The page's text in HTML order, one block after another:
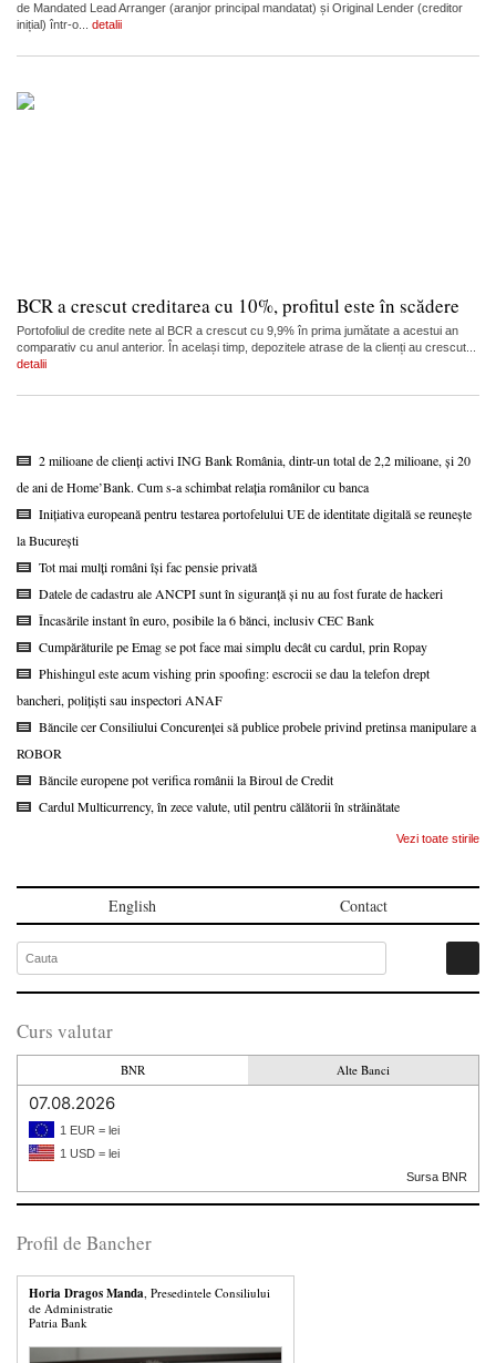
de Mandated Lead Arranger (aranjor principal mandatat) și Original Lender (creditor
inițial) într-o... detalii
BCR a crescut creditarea cu 10%, profitul este în scădere
Portofoliul de credite nete al BCR a crescut cu 9,9% în prima jumătate a acestui an
comparativ cu anul anterior. În același timp, depozitele atrase de la clienți au crescut...
detalii
2 milioane de clienți activi ING Bank România, dintr-un total de 2,2 milioane, și 20
de ani de Home’Bank. Cum s-a schimbat relația românilor cu banca
Inițiativa europeană pentru testarea portofelului UE de identitate digitală se reunește
la București
Tot mai mulți români își fac pensie privată
Datele de cadastru ale ANCPI sunt în siguranță și nu au fost furate de hackeri
Încasările instant în euro, posibile la 6 bănci, inclusiv CEC Bank
Cumpărăturile pe Emag se pot face mai simplu decât cu cardul, prin Ropay
Phishingul este acum vishing prin spoofing: escrocii se dau la telefon drept
bancheri, polițiști sau inspectori ANAF
Băncile cer Consiliului Concurenței să publice probele privind pretinsa manipulare a
ROBOR
Băncile europene pot verifica românii la Biroul de Credit
Cardul Multicurrency, în zece valute, util pentru călătorii în străinătate
Vezi toate stirile
English Contact
Curs valutar
BNR Alte Banci
07.08.2026
1 EUR = lei
1 USD = lei
Sursa BNR
Profil de Bancher
Horia Dragos Manda , Presedintele Consiliului
de Administratie
Patria Bank